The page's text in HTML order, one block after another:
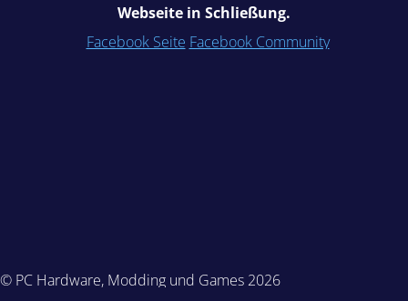
Webseite in Schließung.
Facebook Seite Facebook Community
© PC Hardware, Modding und Games 2026